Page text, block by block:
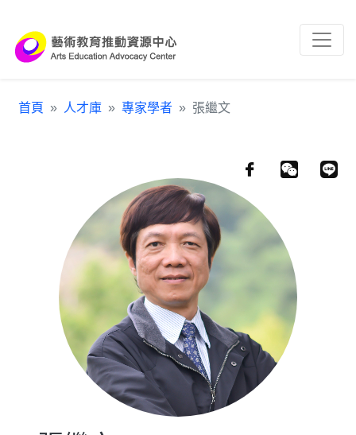
首頁 人才庫 專家學者 張繼文